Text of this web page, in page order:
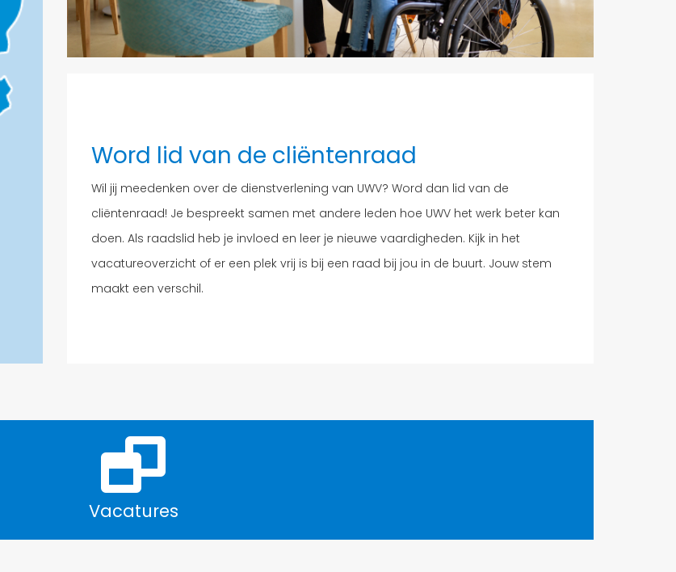
Word lid van de cliëntenraad
Wil jij meedenken over de dienstverlening van UWV? Word dan lid van de
cliëntenraad! Je bespreekt samen met andere leden hoe UWV het werk beter kan
doen. Als raadslid heb je invloed en leer je nieuwe vaardigheden. Kijk in het
vacatureoverzicht of er een plek vrij is bij een raad bij jou in de buurt. Jouw stem
maakt een verschil.
Vacatures